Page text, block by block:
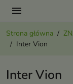
menu
Strona główna
Inter Vion
Inter Vion